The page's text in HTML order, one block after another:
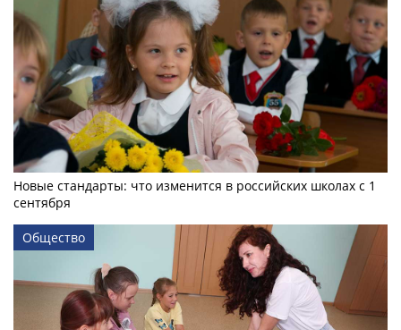
Новые стандарты: что изменится в российских школах с 1
сентября
Общество